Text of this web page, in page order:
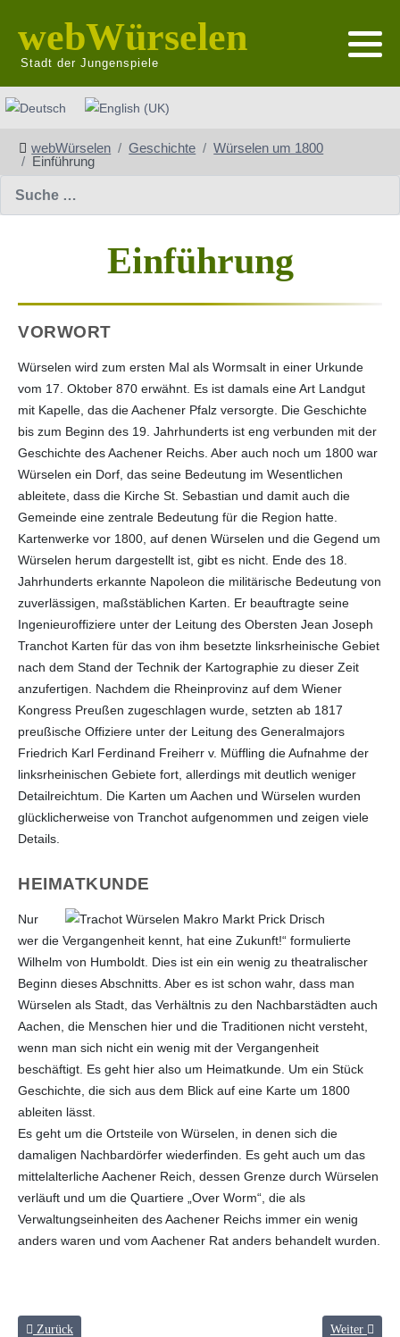
webWürselen
Stadt der Jungenspiele
Sprache auswählen
webWürselen Geschichte
Würselen um 1800
Einführung
Einführung
VORWORT
Würselen wird zum ersten Mal als Wormsalt in einer Urkunde
vom 17. Oktober 870 erwähnt. Es ist damals eine Art Landgut
mit Kapelle, das die Aachener Pfalz versorgte. Die Geschichte
bis zum Beginn des 19. Jahrhunderts ist eng verbunden mit der
Geschichte des Aachener Reichs. Aber auch noch um 1800 war
Würselen ein Dorf, das seine Bedeutung im Wesentlichen
ableitete, dass die Kirche St. Sebastian und damit auch die
Gemeinde eine zentrale Bedeutung für die Region hatte.
Kartenwerke vor 1800, auf denen Würselen und die Gegend um
Würselen herum dargestellt ist, gibt es nicht. Ende des 18.
Jahrhunderts erkannte Napoleon die militärische Bedeutung von
zuverlässigen, maßstäblichen Karten. Er beauftragte seine
Ingenieuroffiziere unter der Leitung des Obersten Jean Joseph
Tranchot Karten für das von ihm besetzte linksrheinische Gebiet
nach dem Stand der Technik der Kartographie zu dieser Zeit
anzufertigen. Nachdem die Rheinprovinz auf dem Wiener
Kongress Preußen zugeschlagen wurde, setzten ab 1817
preußische Offiziere unter der Leitung des Generalmajors
Friedrich Karl Ferdinand Freiherr v. Müffling die Aufnahme der
linksrheinischen Gebiete fort, allerdings mit deutlich weniger
Detailreichtum. Die Karten um Aachen und Würselen wurden
glücklicherweise von Tranchot aufgenommen und zeigen viele
Details.
HEIMATKUNDE
Nur
wer die Vergangenheit kennt, hat eine Zukunft!“ formulierte
Wilhelm von Humboldt. Dies ist ein ein wenig zu theatralischer
Beginn dieses Abschnitts. Aber es ist schon wahr, dass man
Würselen als Stadt, das Verhältnis zu den Nachbarstädten auch
Aachen, die Menschen hier und die Traditionen nicht versteht,
wenn man sich nicht ein wenig mit der Vergangenheit
beschäftigt. Es geht hier also um Heimatkunde. Um ein Stück
Geschichte, die sich aus dem Blick auf eine Karte um 1800
ableiten lässt.
Es geht um die Ortsteile von Würselen, in denen sich die
damaligen Nachbardörfer wiederfinden. Es geht auch um das
mittelalterliche Aachener Reich, dessen Grenze durch Würselen
verläuft und um die Quartiere „Over Worm“, die als
Verwaltungseinheiten des Aachener Reichs immer ein wenig
anders waren und vom Aachener Rat anders behandelt wurden.
Vorheriger Beitrag: Würselen um 1800
Zurück Nächster
Weiter